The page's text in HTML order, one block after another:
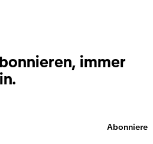
immer
Abonnieren